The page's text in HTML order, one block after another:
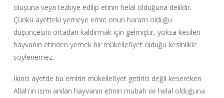
oluşuna veya tezkiye edilip etinin helal olduğuna delildir.
Çünkü ayetteki yemeye emir; onun haram olduğu
düşüncesini ortadan kaldırmak için gelmiştir, yoksa kesilen
hayvanın etinden yemek bir mükellefiyet olduğu kesinlikle
söylenemez.
İkinci ayetde bu emirin mükellefiyet getirici değil kesereken
Allah'ın ismi anılan hayvanın etinin mübah ve helal olduğuna